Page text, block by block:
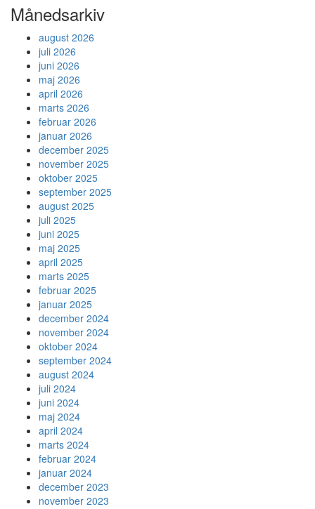
Månedsarkiv
august 2026
juli 2026
juni 2026
maj 2026
april 2026
marts 2026
februar 2026
januar 2026
december 2025
november 2025
oktober 2025
september 2025
august 2025
juli 2025
juni 2025
maj 2025
april 2025
marts 2025
februar 2025
januar 2025
december 2024
november 2024
oktober 2024
september 2024
august 2024
juli 2024
juni 2024
maj 2024
april 2024
marts 2024
februar 2024
januar 2024
december 2023
november 2023